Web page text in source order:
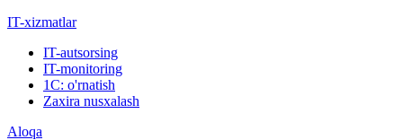
IT-xizmatlar
IT-autsorsing
IT-monitoring
1C: o'rnatish
Zaxira nusxalash
Aloqa